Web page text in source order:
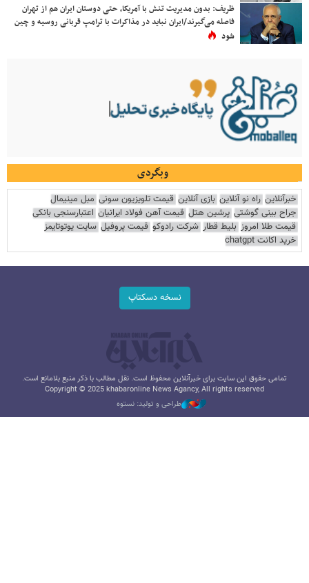
ظریف: بدون مدیریت تنش با آمریکا، حتی دوستان ایران هم از تهران
فاصله می‌گیرند/ایران نباید در مذاکرات با ترامپ قربانی روسیه و چین
شود
وبگردی
خبرآنلاین راه نو آنلاین بازی آنلاین قیمت تلویزیون سونی مبل مینیمال
جراح بینی گوشتی پرشین هتل قیمت آهن فولاد ایرانیان اعتبارسنجی بانکی
قیمت طلا امروز بلیط قطار شرکت رادوکو قیمت پروفیل سایت یوتوتایمز
خرید اکانت chatgpt
نسخه دسکتاپ
تمامی حقوق این سایت برای خبرآنلاین محفوظ است. نقل مطالب با ذکر منبع بلامانع است.
Copyright © 2025 khabaronline News Agancy, All rights reserved
طراحی و تولید: نستوه